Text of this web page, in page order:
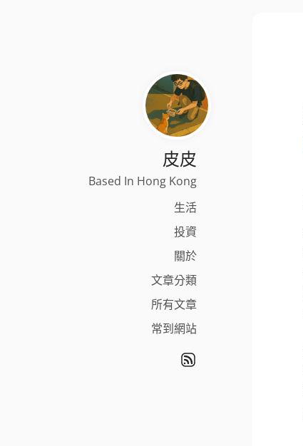
皮皮
Based In Hong Kong
生活
投資
關於
文章分類
所有文章
常到網站